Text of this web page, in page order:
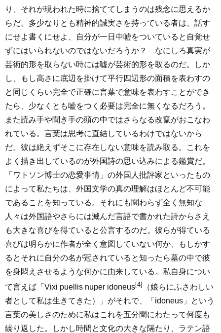
り、それが現われた時に捨ててしまうのは残念に思えるか
らだ。多少なりとも精神的誠実さを持っている者は、話す
にせよ書くにせよ、自分が一日中嘘をついていると自覚せ
ずにはいられないのではないだろうか？ なにしろ真実が
芸術的形を取らない時には嘘が芸術的形を取るのだ。しか
し、もし高さに底辺を掛けて平行四辺形の面積を表わすの
と同じくらい完全で正確に言葉で意味を表わすことができ
たら、少なくとも嘘をつく必要は完全に無くなるだろう。
また読み手や聞き手の頭の中ではさらなる改竄がおこなわ
れている。言葉は思考に直結しているわけではないから
だ。彼は絶えずそこに存在しない意味を読み取る。これを
よく描き出しているのが外国詩の思い込みによる鑑賞だ。
「ワトソン博士の恋愛事情」の外国人批評家といったもの
によって私たちは、外国文学の真の理解はほとんど不可能
であることを知っている。それにも関わらず全く無知な
人々は外国語やさらには滅んだ言語で書かれた詩からさえ
も大きな喜びを得ていると公言するのだ。彼らが得ている
喜びは明らかに作者が全く意図していない何か、もしかす
るとそれに自分の名が冠されていると知ったら墓の中で彼
を身悶えさせるような何かに由来している。私自身につい
て言えば「Vixi puellis nuper idoneus[4]
（娘らにふさわしい
者として私は生きてきた）」がそれで、「idoneus」という
言葉の美しさのために私はこれを五分間にわたって何度も
繰り返した。しかし時間と文化の大きな隔たり、ラテン語